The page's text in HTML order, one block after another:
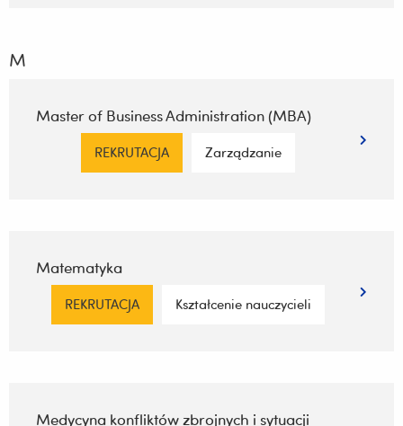
M
Master of Business Administration (MBA)
REKRUTACJA Zarządzanie
Matematyka
REKRUTACJA Kształcenie nauczycieli
Medycyna konfliktów zbrojnych i sytuacji